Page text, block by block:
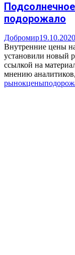
подорожало
Добромир19.10.2020
Внутренние цены
установили новый
ссылкой на
мнению
рынокцены